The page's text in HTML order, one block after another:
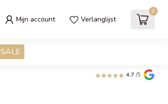
Mijn account Verlanglijst
0
SALE
4.7 /5